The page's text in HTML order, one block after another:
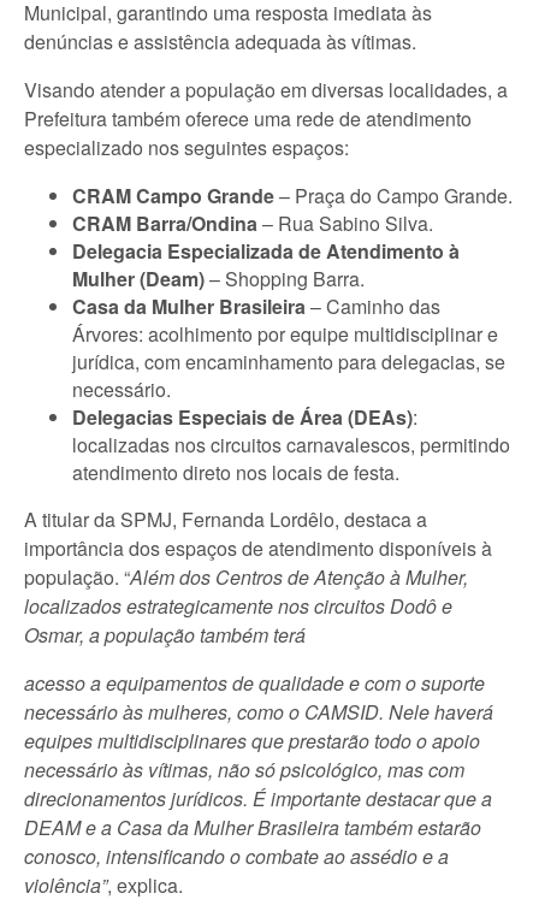
Municipal, garantindo uma resposta imediata às
denúncias e assistência adequada às vítimas.
Visando atender a população em diversas localidades, a
Prefeitura também oferece uma rede de atendimento
especializado nos seguintes espaços:
CRAM Campo Grande– Praça do Campo Grande.
CRAM Barra/Ondina – Rua Sabino Silva.
Delegacia Especializada de Atendimento à
Mulher (Deam)– Shopping Barra.
Casa da Mulher Brasileira – Caminho das
Árvores: acolhimento por equipe multidisciplinar e
jurídica, com encaminhamento para delegacias, se
necessário.
Delegacias Especiais de Área (DEAs):
localizadas nos circuitos carnavalescos, permitindo
atendimento direto nos locais de festa.
A titular da SPMJ, Fernanda Lordêlo, destaca a
importância dos espaços de atendimento disponíveis à
população. “Além dos Centros de Atenção à Mulher,
localizados estrategicamente nos circuitos Dodô e
Osmar, a população também terá
acesso a equipamentos de qualidade e com o suporte
necessário às mulheres, como o CAMSID. Nele haverá
equipes multidisciplinares que prestarão todo o apoio
necessário às vítimas, não só psicológico, mas com
direcionamentos jurídicos. É importante destacar que a
DEAM e a Casa da Mulher Brasileira também estarão
conosco, intensificando o combate ao assédio e a
violência”, explica.